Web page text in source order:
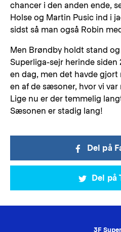
chancer i den anden ende,
Holse og Martin Pusic ind i
sidst så man også Robin
Men Brøndby holdt stand
Superliga-sejr herinde siden
en dag, men det havde gjort
en af de sæsoner, hvor vi
Lige nu er der temmelig
Sæsonen er stadig lang!
Del på
Del på
3F